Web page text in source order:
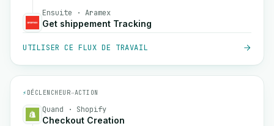
Ensuite · Aramex
Get shippement Tracking
UTILISER CE FLUX DE TRAVAIL
⚡ DÉCLENCHEUR→ACTION
Quand · Shopify
Checkout Creation